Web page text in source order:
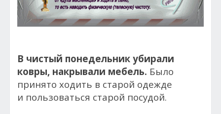
В чистый понедельник убирали
ковры, накрывали мебель. Было
принято ходить в старой одежде
и пользоваться старой посудой.